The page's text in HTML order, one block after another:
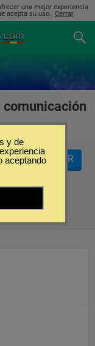
una mejor experiencia
acepta su uso.. Cerrar
comunicación
FILTRAR
y de
aceptando